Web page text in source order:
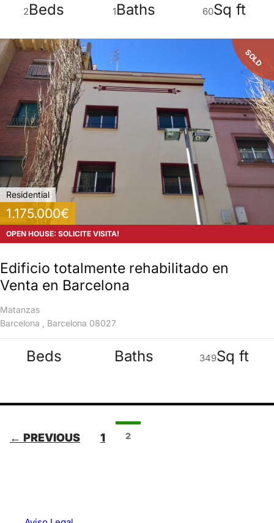
2Beds 1Baths 60Sq ft
SOLD
Residential
1.175.000€
OPEN HOUSE: SOLICITE VISITA!
Edificio totalmente rehabilitado en
Venta en Barcelona
Matanzas
Barcelona , Barcelona 08027
Beds Baths 349Sq ft
navigation
← PREVIOUS 1 2